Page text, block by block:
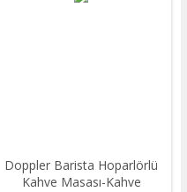
Doppler Barista Hoparlörlü
Kahve Masası-Kahve